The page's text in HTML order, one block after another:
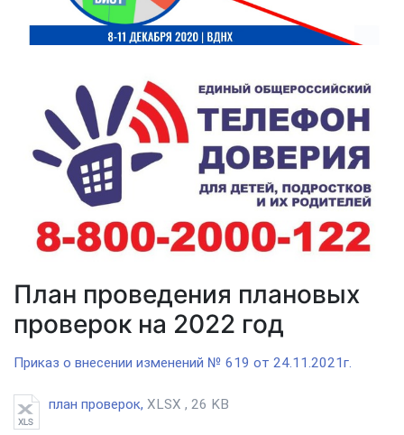
План проведения плановых
проверок на 2022 год
Приказ о внесении изменений № 619 от 24.11.2021г.
план проверок, XLSX , 26 KB